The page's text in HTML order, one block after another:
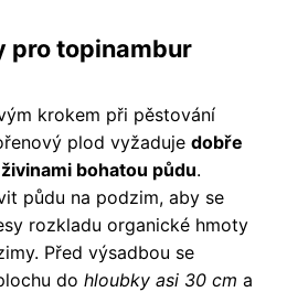
pro topinambur
krokem při pěstování
plod vyžaduje dobře
bohatou půdu.
půdu na podzim, aby se
rozkladu organické hmoty
Před výsadbou se
do hloubky asi 30 cm a